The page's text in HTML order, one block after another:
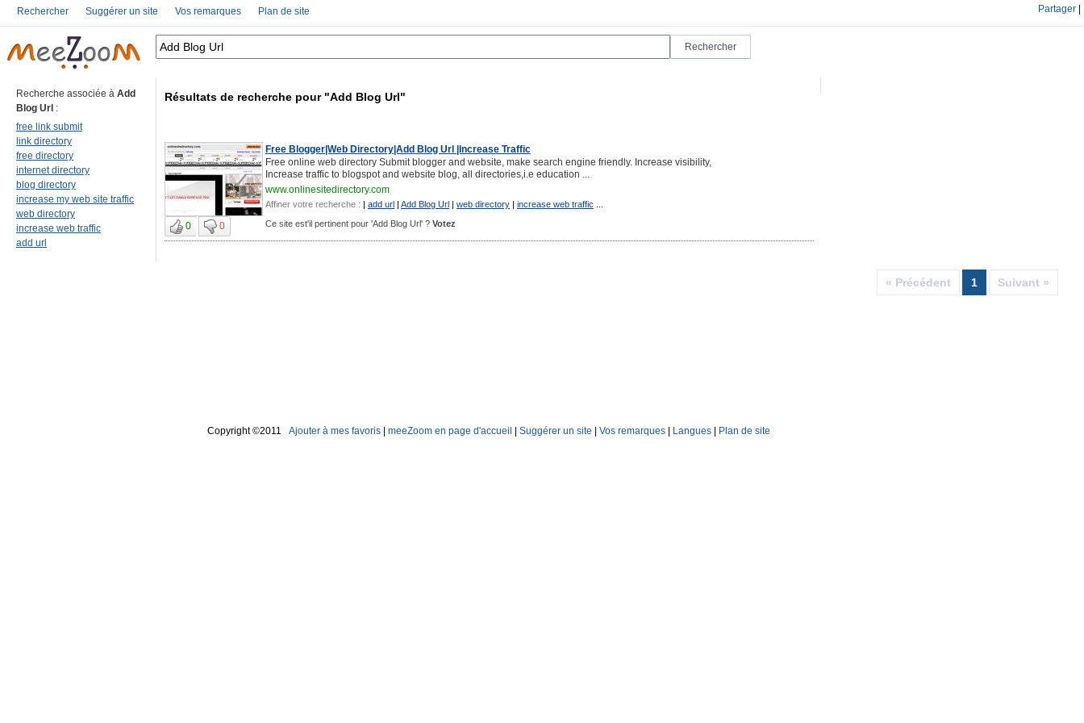
Rechercher Suggérer un site Vos remarques Plan de site Partager
Recherche associée à Add
Blog Url :
free link submit
link directory
free directory
internet directory
blog directory
increase my web site traffic
web directory
increase web traffic
add url
Résultats de recherche pour "Add Blog Url"
Free Blogger|Web Directory|Add Blog Url |Increase Traffic
Free online web directory Submit blogger and website, make search engine friendly. Increase visibility,
Increase traffic to blogspot and website blog, all directories,i.e education ...
www.onlinesitedirectory.com
Affiner votre recherche : | add url | Add Blog Url | web directory | increase web traffic
0 0 Ce site est'il pertinent pour 'Add Blog Url' ? Votez
Suivant »
1
« Précédent
Copyright ©2011 Ajouter à mes favoris meeZoom en page d'accueil Suggérer un site Vos remarques Langues Plan de site